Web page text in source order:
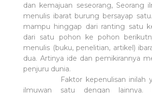
dan kemajuan seseorang, Seorang
menulis ibarat burung bersayap
mampu hinggap dari ranting satu
dari satu pohon ke pohon
menulis (buku, penelitian, artikel)
dua. Artinya ide dan pemikirannya
penjuru dunia.
Faktor kepenulisan inilah
ilmuwan satu dengan lainnya.